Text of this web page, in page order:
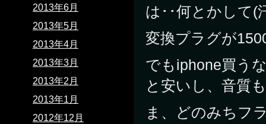
は･･何とかして(
変換プラグが
でもiphone買う
と安いし、音質
ま、どのみちフ
2013年6月
2013年5月
2013年4月
2013年3月
2013年2月
2013年1月
2012年12月